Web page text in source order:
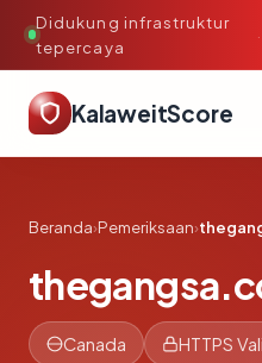
Didukung infrastruktur
tepercaya
·
KalaweitScore
Beranda›Pemeriksaan›
Canada HTTPS